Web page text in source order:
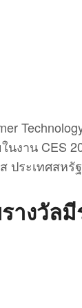
งาน CES
ประเทศสหรั
งวัลมี